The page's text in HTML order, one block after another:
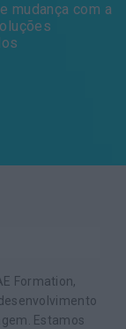
mudança com a
Formation,
Estamos